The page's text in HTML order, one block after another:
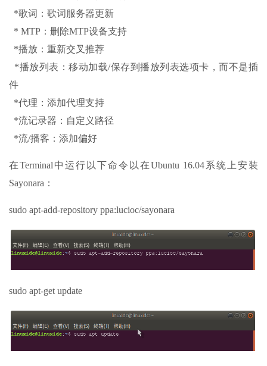
*歌词：歌词服务器更新
* MTP：删除MTP设备支持
*播放：重新交叉推荐
*播放列表：移动加载/保存到播放列表选项卡，而不是插
件
*代理：添加代理支持
*流记录器：自定义路径
*流/播客：添加偏好
在Terminal中运行以下命令以在Ubuntu 16.04系统上安装
Sayonara：
sudo apt-add-repository ppa:lucioc/sayonara
sudo apt-get update